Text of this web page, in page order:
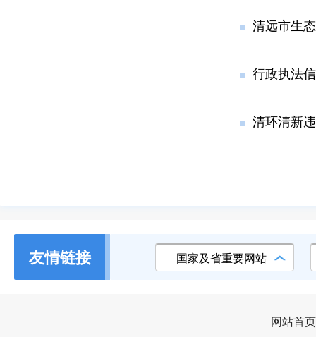
清远市生
行政执法
清环清新
友情链接 国家及省重要网站
网站首页